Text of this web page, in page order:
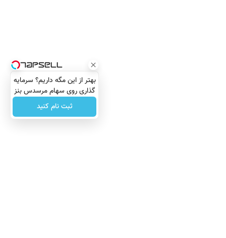
بهتر از این مگه داریم؟ سرمایه
گذاری روی سهام مرسدس بنز
ثبت نام کنید